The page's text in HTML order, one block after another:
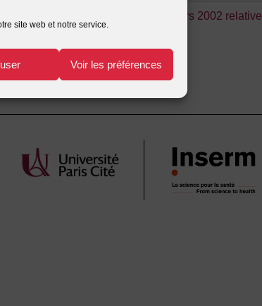
site web et notre service.
Voir les préférences
de confiance dans la loi du 4 mars 2002 relative